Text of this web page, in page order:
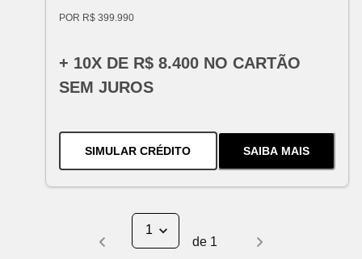
POR R$ 399.990
+ 10X DE R$ 8.400 NO CARTÃO
SEM JUROS
SIMULAR CRÉDITOPARA O SILVERADO HIGH
SAIBA MAIS
SOBRE
de 1